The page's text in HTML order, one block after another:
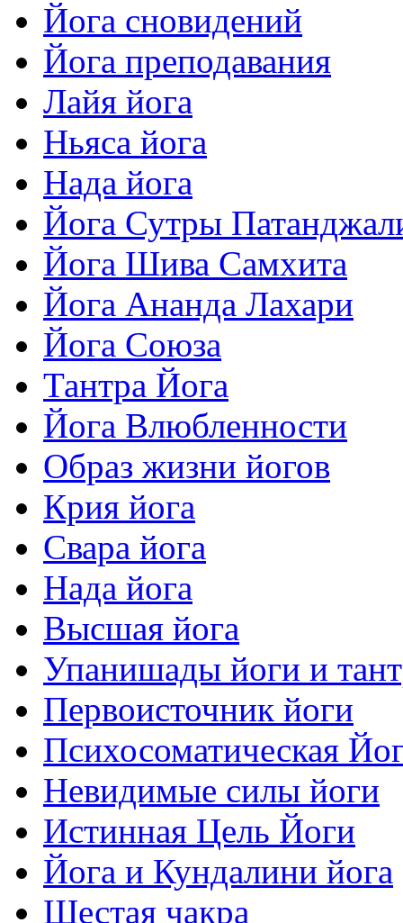
Йога сновидений
Йога преподавания
Лайя йога
Ньяса йога
Нада йога
Йога Сутры
Йога Шива Самхита
Йога Ананда Лахари
Йога Союза
Тантра Йога
Йога Влюбленности
Образ жизни йогов
Крия йога
Свара йога
Нада йога
Высшая йога
Упанишады йоги и
Первоисточник йоги
Психосоматическая
Невидимые силы йоги
Истинная Цель Йоги
Йога и Кундалини йога
Шестая чакра